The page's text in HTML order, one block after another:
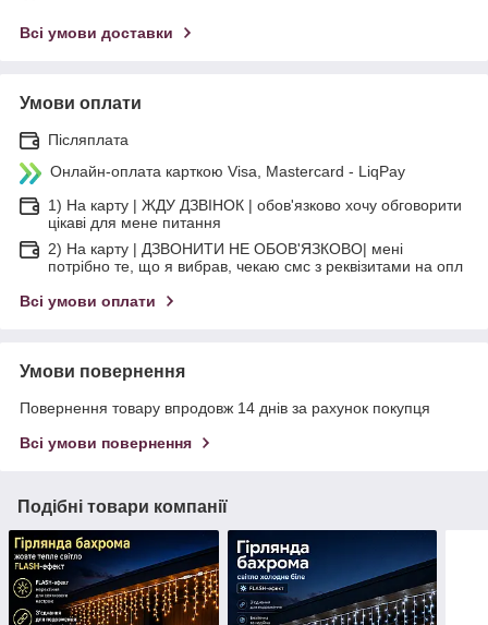
Всі умови доставки
Умови оплати
Післяплата
Онлайн-оплата карткою Visa, Mastercard - LiqPay
1) На карту | ЖДУ ДЗВІНОК | обов'язково хочу обговорити
цікаві для мене питання
2) На карту | ДЗВОНИТИ НЕ ОБОВ'ЯЗКОВО| мені
потрібно те, що я вибрав, чекаю смс з реквізитами на опл
Всі умови оплати
Умови повернення
Повернення товару впродовж 14 днів за рахунок покупця
Всі умови повернення
Подібні товари компанії